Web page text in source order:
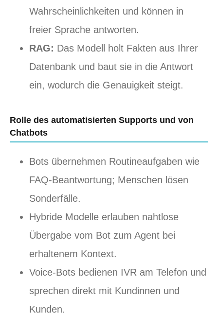
Wahrscheinlichkeiten und können in
freier Sprache antworten.
RAG: Das Modell holt Fakten aus Ihrer
Datenbank und baut sie in die Antwort
ein, wodurch die Genauigkeit steigt.
Rolle des automatisierten Supports und von
Chatbots
Bots übernehmen Routineaufgaben wie
FAQ-Beantwortung; Menschen lösen
Sonderfälle.
Hybride Modelle erlauben nahtlose
Übergabe vom Bot zum Agent bei
erhaltenem Kontext.
Voice-Bots bedienen IVR am Telefon und
sprechen direkt mit Kundinnen und
Kunden.